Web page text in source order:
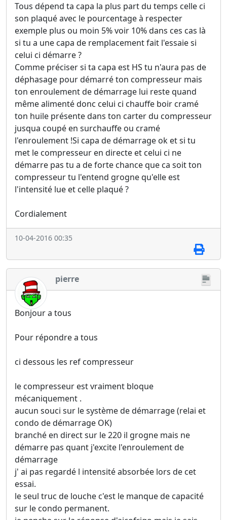
Tous dépend ta capa la plus part du temps celle ci
son plaqué avec le pourcentage à respecter
exemple plus ou moin 5% voir 10% dans ces cas là
si tu a une capa de remplacement fait l'essaie si
celui ci démarre ?
Comme préciser si ta capa est HS tu n'aura pas de
déphasage pour démarré ton compresseur mais
ton enroulement de démarrage lui reste quand
même alimenté donc celui ci chauffe boir cramé
ton huile présente dans ton carter du compresseur
jusqua coupé en surchauffe ou cramé
l'enroulement !Si capa de démarrage ok et si tu
met le compresseur en directe et celui ci ne
démarre pas tu a de forte chance que ca soit ton
compresseur tu l'entend grogne qu'elle est
l'intensité lue et celle plaqué ?
Cordialement
10-04-2016 00:35
pierre
Bonjour a tous
Pour répondre a tous
ci dessous les ref compresseur
le compresseur est vraiment bloque
mécaniquement .
aucun souci sur le système de démarrage (relai et
condo de démarrage OK)
branché en direct sur le 220 il grogne mais ne
démarre pas quant j'excite l'enroulement de
démarrage
j' ai pas regardé l intensité absorbée lors de cet
essai.
le seul truc de louche c'est le manque de capacité
sur le condo permanent.